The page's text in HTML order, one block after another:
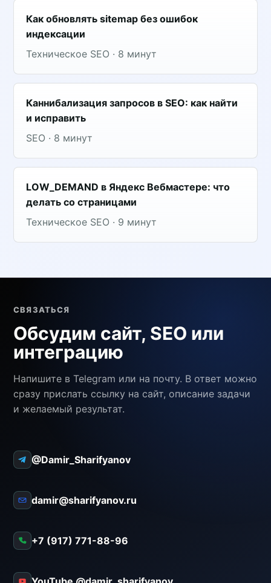
Как обновлять sitemap без ошибок
индексации
Техническое SEO · 8 минут
Каннибализация запросов в SEO: как найти
и исправить
SEO · 8 минут
LOW_DEMAND в Яндекс Вебмастере: что
делать со страницами
Техническое SEO · 9 минут
СВЯЗАТЬСЯ
Обсудим сайт, SEO или
интеграцию
Напишите в Telegram или на почту. В ответ можно
сразу прислать ссылку на сайт, описание задачи
и желаемый результат.
@Damir_Sharifyanov
damir@sharifyanov.ru
+7 (917) 771-88-96